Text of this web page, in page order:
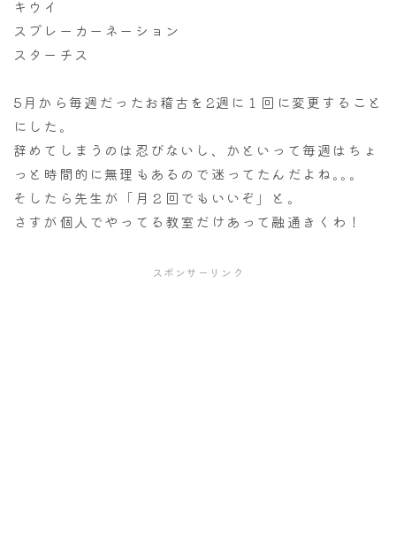
キウイ
スプレーカーネーション
スターチス
5月から毎週だったお稽古を2週に１回に変更すること
にした。
辞めてしまうのは忍びないし、かといって毎週はちょ
っと時間的に無理もあるので迷ってたんだよね｡｡｡
そしたら先生が「月２回でもいいぞ」と。
さすが個人でやってる教室だけあって融通きくわ！
スポンサーリンク